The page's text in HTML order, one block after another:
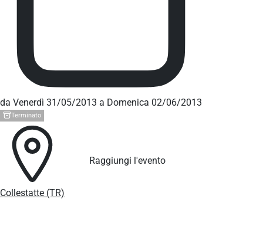
da Venerdì 31/05/2013 a Domenica 02/06/2013
Terminato
Collestatte (TR)
Raggiungi l'evento